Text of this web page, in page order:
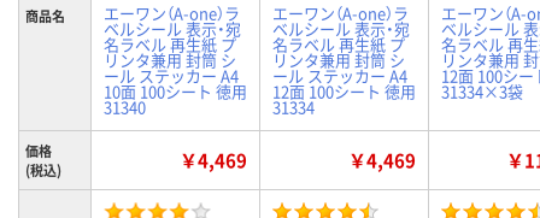
商品名 エーワン（A-one）ラ
ベルシール 表示・宛
名ラベル 再生紙 プ
リンタ兼用 封筒 シ
ール ステッカー A4
10面 100シート 徳用
31340
エーワン（A-one）ラ
ベルシール 表示・宛
名ラベル 再生紙 プ
リンタ兼用 封筒 シ
ール ステッカー A4
12面 100シート 徳用
31334
エーワン（A-
ベルシール 表
名ラベル 再
リンタ兼用
12面 100シー
31334×3袋
価格
(税込)
￥4,469 ￥4,469 ￥